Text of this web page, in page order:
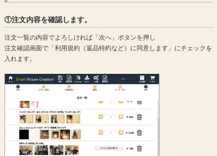
①注文内容を確認します。
注文一覧の内容でよろしければ「次へ」ボタンを押し
注文確認画面で「利用規約（返品特約など）に同意します」にチェックを
入れます。